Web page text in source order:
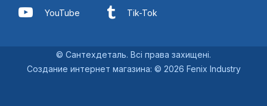
YouTube Tik-Tok
© Сантехдеталь. Всі права захищені.
Создание интернет магазина: © 2026 Fenix Industry